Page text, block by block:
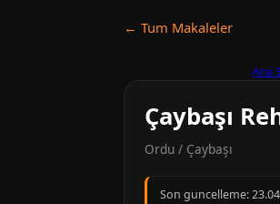
← Tum Makaleler
Ana
Çaybaşı
Ordu / Çaybaşı
Son guncelleme: